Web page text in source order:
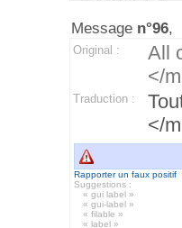
Message n°96,
Original :
All
</
Traduction :
</
Rapporter un faux positif
Suggestions :
« gui label »
« gui-label »
« filable »
« label »